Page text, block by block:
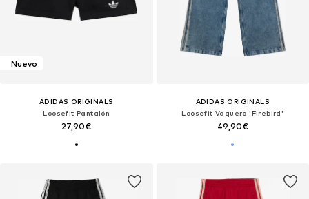
Nuevo
ADIDAS ORIGINALS
Loosefit Pantalón
27,90€
ADIDAS ORIGINALS
Loosefit Vaquero 'Firebird'
49,90€